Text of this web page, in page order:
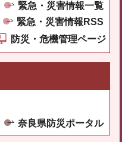
緊急・災害情報一覧
緊急・災害情報RSS
防災・危機管理ページ
奈良県防災ポータル